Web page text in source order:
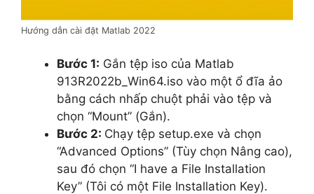
Hướng dẫn cài đặt Matlab 2022
Bước 1: Gắn tệp iso của Matlab
913R2022b_Win64.iso vào một ổ đĩa ảo
bằng cách nhấp chuột phải vào tệp và
chọn “Mount” (Gắn).
Bước 2: Chạy tệp setup.exe và chọn
“Advanced Options” (Tùy chọn Nâng cao),
sau đó chọn “I have a File Installation
Key” (Tôi có một File Installation Key).